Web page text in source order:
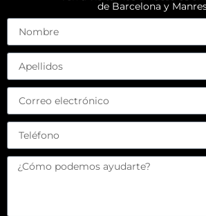
de Barcelona y